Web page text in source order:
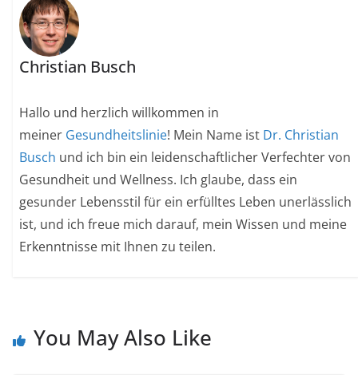
Christian Busch
Hallo und herzlich willkommen in
meiner Gesundheitslinie! Mein Name ist Dr. Christian
Busch und ich bin ein leidenschaftlicher Verfechter von
Gesundheit und Wellness. Ich glaube, dass ein
gesunder Lebensstil für ein erfülltes Leben unerlässlich
ist, und ich freue mich darauf, mein Wissen und meine
Erkenntnisse mit Ihnen zu teilen.
You May Also Like